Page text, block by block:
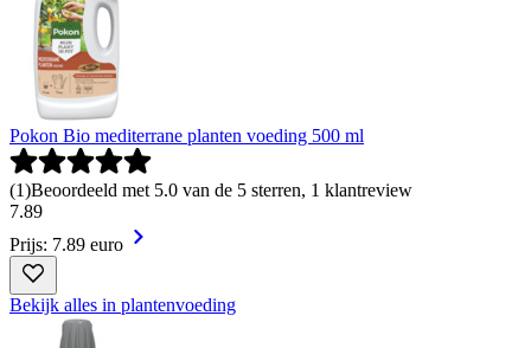
Pokon Bio mediterrane planten voeding 500 ml
(1)Beoordeeld met 5.0 van de 5 sterren, 1 klantreview
7.89
Prijs: 7.89 euro
Bekijk alles in plantenvoeding